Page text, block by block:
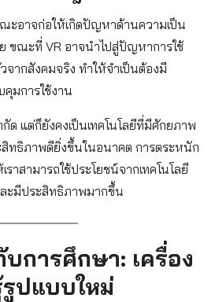
ะอาจก่อให้เกิดปัญหาด้านความเป็น
ขณะที่ VR อาจนำไปสู่ปัญหาการใช้
ากสังคมจริง ทำให้จำเป็นต้องมี
มการใช้งาน
ด แต่ก็ยังคงเป็นเทคโนโลยีที่มีศักยภาพ
ทธิภาพดียิ่งขึ้นในอนาคต การตระหนัก
าสามารถใช้ประโยชน์จากเทคโนโลยี
ละมีประสิทธิภาพมากขึ้น
บการศึกษา: เครื่อง
รูปแบบใหม่